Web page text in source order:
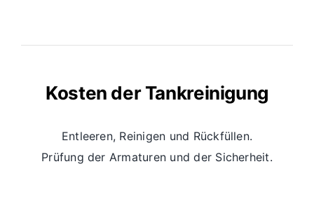
Kosten der Tankreinigung
Entleeren, Reinigen und Rückfüllen.
Prüfung der Armaturen und der Sicherheit.